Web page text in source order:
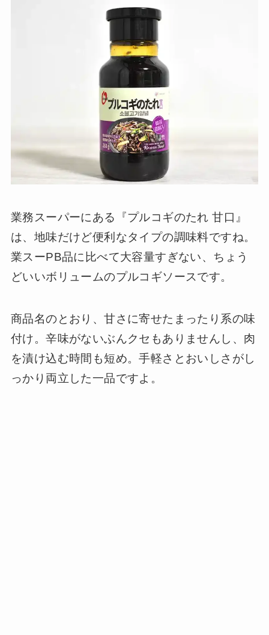
業務スーパーにある『プルコギのたれ 甘口』
は、地味だけど便利なタイプの調味料ですね。
業スーPB品に比べて大容量すぎない、ちょう
どいいボリュームのプルコギソースです。
商品名のとおり、甘さに寄せたまったり系の味
付け。辛味がないぶんクセもありませんし、肉
を漬け込む時間も短め。手軽さとおいしさがし
っかり両立した一品ですよ。